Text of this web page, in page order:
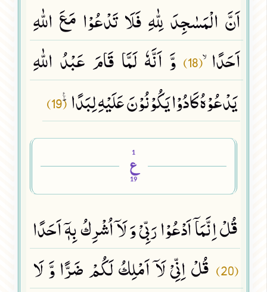
اَنَّ الْمَسٰجِدَ لِلّٰهِ فَلَا تَدْعُوْا مَعَ اللّٰهِ
اَحَدًاۙ(18)
وَّ اَنَّهٗ لَمَّا قَامَ عَبْدُ اللّٰهِ
یَدْعُوْهُ كَادُوْا یَكُوْنُوْنَ عَلَیْهِ لِبَدًاؕ۠(19)
1
ع
19
قُلْ اِنَّمَاۤ اَدْعُوْا رَبِّیْ وَ لَاۤ اُشْرِكُ بِهٖۤ اَحَدًا
(20)
قُلْ اِنِّیْ لَاۤ اَمْلِكُ لَكُمْ ضَرًّا وَّ لَا